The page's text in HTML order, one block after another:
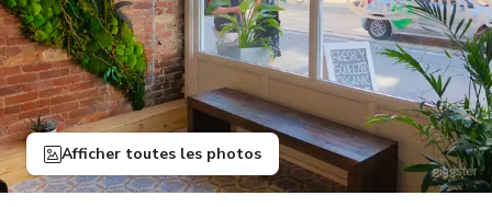
Afficher toutes les photos